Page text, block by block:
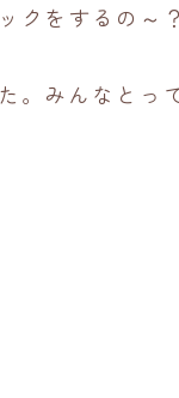
をするの～
。みんなとっ